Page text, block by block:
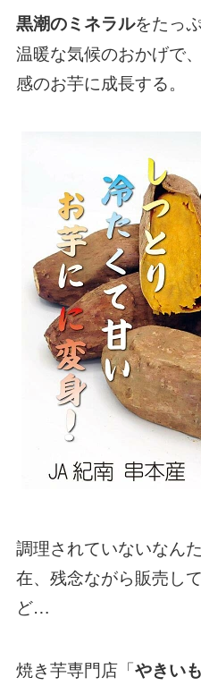
黒潮のミネラルをたっ
温暖な気候のおかげで
感のお芋に成長する。
調理されていないなん
在、残念ながら販売し
ど…
焼き芋専門店「やきい